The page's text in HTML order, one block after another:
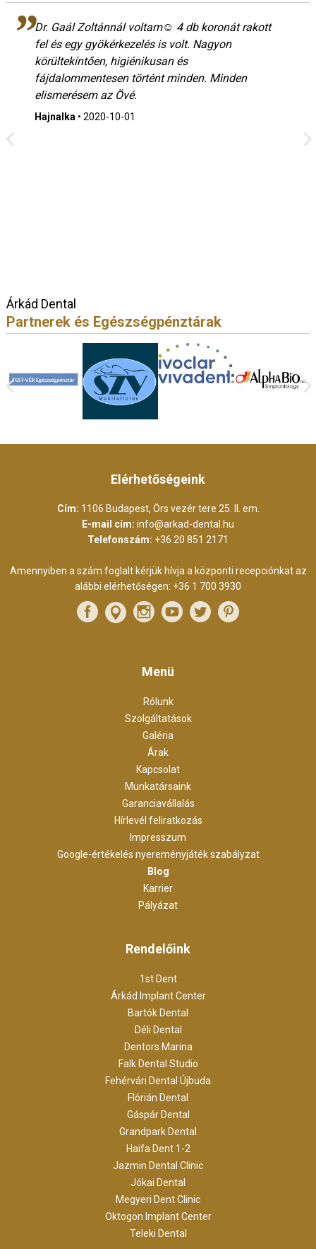
Dr. Gaál Zoltánnál voltam☺ 4 db koronát rakott
fel és egy gyökérkezelés is volt. Nagyon
körültekíntően, higiénikusan és
fájdalommentesen történt minden. Minden
elismerésem az Övé.
Hajnalka • 2020-10-01
Árkád Dental
Partnerek és Egészségpénztárak
Elérhetőségeink
Cím: 1106 Budapest, Örs vezér tere 25. II. em.
E-mail cím: info@arkad-dental.hu
Telefonszám: +36 20 851 2171
Amennyiben a szám foglalt kérjük hívja a központi recepciónkat az
alábbi elérhetőségen: +36 1 700 3930
Menü
Rólunk
Szolgáltatások
Galéria
Árak
Kapcsolat
Munkatársaink
Garanciavállalás
Hírlevél feliratkozás
Impresszum
Google-értékelés nyereményjáték szabályzat
Blog
Karrier
Pályázat
Rendelőink
1st Dent
Árkád Implant Center
Bartók Dental
Déli Dental
Dentors Marina
Falk Dental Studio
Fehérvári Dental Újbuda
Flórián Dental
Gáspár Dental
Grandpark Dental
Haifa Dent 1-2
Jazmin Dental Clinic
Jókai Dental
Megyeri Dent Clinic
Oktogon Implant Center
Teleki Dental